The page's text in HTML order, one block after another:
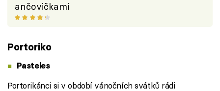
ančovičkami
Portoriko
Pasteles
Portorikánci si v období vánočních svátků rádi